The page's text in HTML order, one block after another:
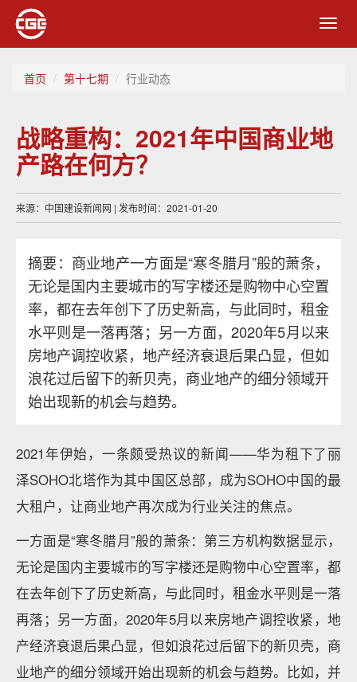
首页 第十七期 行业动态
战略重构：2021年中国商业地
产路在何方？
来源：中国建设新闻网 | 发布时间：2021-01-20
摘要：商业地产一方面是“寒冬腊月”般的萧条，
无论是国内主要城市的写字楼还是购物中心空置
率，都在去年创下了历史新高，与此同时，租金
水平则是一落再落；另一方面，2020年5月以来
房地产调控收紧，地产经济衰退后果凸显，但如
浪花过后留下的新贝壳，商业地产的细分领域开
始出现新的机会与趋势。
2021年伊始，一条颇受热议的新闻——华为租下了丽
泽SOHO北塔作为其中国区总部，成为SOHO中国的最
大租户，让商业地产再次成为行业关注的焦点。
一方面是“寒冬腊月”般的萧条：第三方机构数据显示，
无论是国内主要城市的写字楼还是购物中心空置率，都
在去年创下了历史新高，与此同时，租金水平则是一落
再落；另一方面，2020年5月以来房地产调控收紧，地
产经济衰退后果凸显，但如浪花过后留下的新贝壳，商
业地产的细分领域开始出现新的机会与趋势。比如，并